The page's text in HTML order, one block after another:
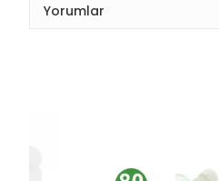
Yorumlar